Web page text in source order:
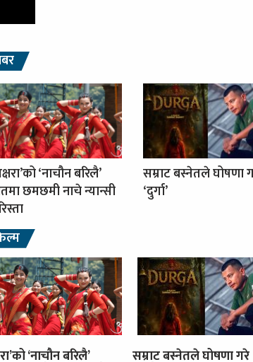
‘नाचौन बरिलै’
छमछमी नाचे न्यान्सी
सम्राट बस्नेतले घोषणा
‘दुर्गा’
‘नाचौन बरिलै’ सम्राट बस्नेतले घोषणा गरे